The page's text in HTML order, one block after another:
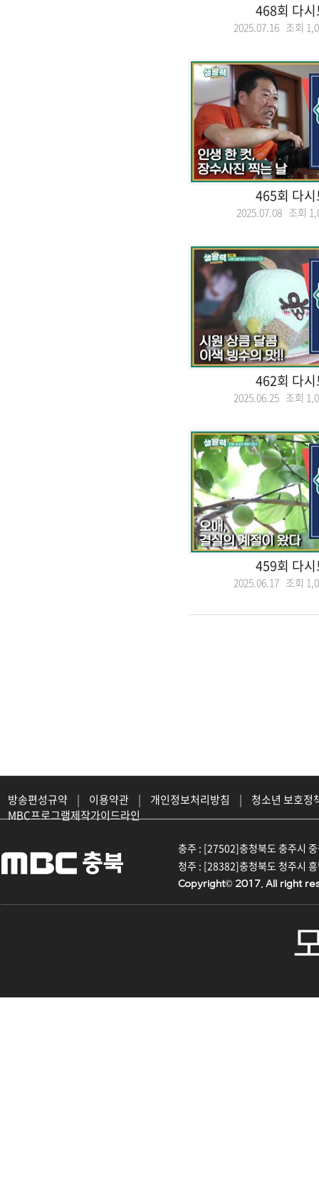
468회 다
2025.07.16 조회
465회 다
2025.07.08 조회
462회 다
2025.06.25 조회
459회 다
2025.06.17 조회
방송편성규약 | 이용약관 | 개인정보처리방침 |
청소년 보호정
MBC프로그램제작가이드라인
충주 : [27502]충청북도 충주시
청주 : [28382]충청북도 청주시
Copyright© 2017. All right